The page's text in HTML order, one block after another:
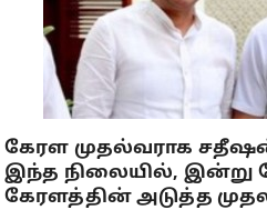
கேரள முதல்வராக
இந்த நிலையில், இன்று
கேரளத்தின் அடுத்த